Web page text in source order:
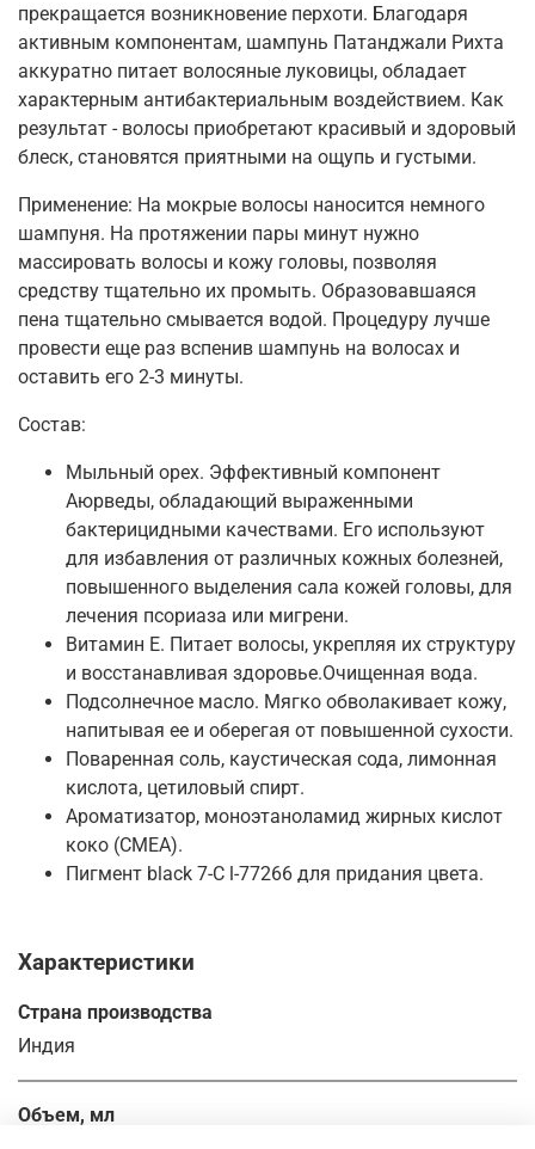
прекращается возникновение перхоти. Благодаря
активным компонентам, шампунь Патанджали Рихта
аккуратно питает волосяные луковицы, обладает
характерным антибактериальным воздействием. Как
результат - волосы приобретают красивый и здоровый
блеск, становятся приятными на ощупь и густыми.
Применение: На мокрые волосы наносится немного
шампуня. На протяжении пары минут нужно
массировать волосы и кожу головы, позволяя
средству тщательно их промыть. Образовавшаяся
пена тщательно смывается водой. Процедуру лучше
провести еще раз вспенив шампунь на волосах и
оставить его 2-3 минуты.
Состав:
Мыльный орех. Эффективный компонент
Аюрведы, обладающий выраженными
бактерицидными качествами. Его используют
для избавления от различных кожных болезней,
повышенного выделения сала кожей головы, для
лечения псориаза или мигрени.
Витамин Е. Питает волосы, укрепляя их структуру
и восстанавливая здоровье.Очищенная вода.
Подсолнечное масло. Мягко обволакивает кожу,
напитывая ее и оберегая от повышенной сухости.
Поваренная соль, каустическая сода, лимонная
кислота, цетиловый спирт.
Ароматизатор, моноэтаноламид жирных кислот
коко (CMEA).
Пигмент black 7-C l-77266 для придания цвета.
Характеристики
Страна производства
Индия
Объем, мл